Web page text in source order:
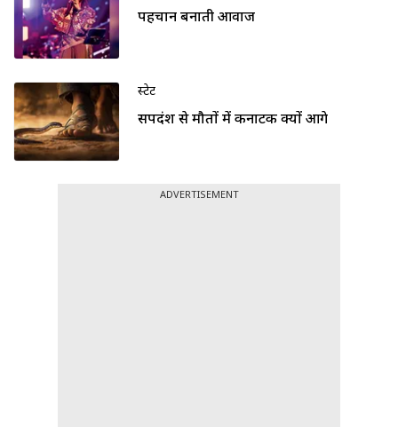
पहचान बनाती आवाज
स्टेट
सर्पदंश से मौतों में कर्नाटक क्यों आगे
ADVERTISEMENT